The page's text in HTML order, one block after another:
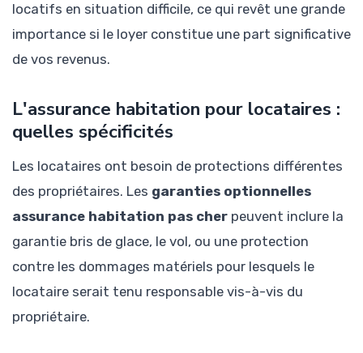
locatifs en situation difficile, ce qui revêt une grande
importance si le loyer constitue une part significative
de vos revenus.
L'assurance habitation pour locataires :
quelles spécificités
Les locataires ont besoin de protections différentes
des propriétaires. Les garanties optionnelles
assurance habitation pas cher peuvent inclure la
garantie bris de glace, le vol, ou une protection
contre les dommages matériels pour lesquels le
locataire serait tenu responsable vis-à-vis du
propriétaire.